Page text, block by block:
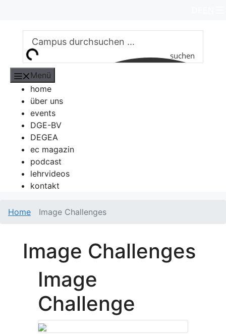
springen
suchen
Menü
home
über uns
events
DGE-BV
DEGEA
ec magazin
podcast
lehrvideos
kontakt
Home Image Challenges
Image Challenges
Image
Challenge